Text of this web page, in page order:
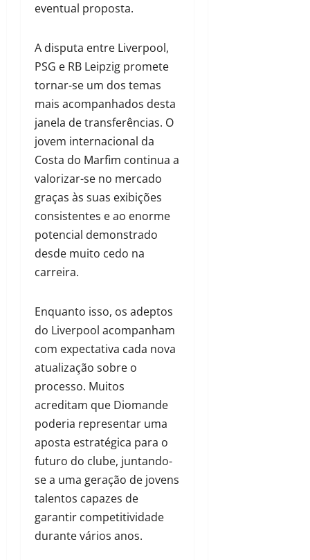
eventual proposta.
A disputa entre Liverpool,
PSG e RB Leipzig promete
tornar-se um dos temas
mais acompanhados desta
janela de transferências. O
jovem internacional da
Costa do Marfim continua a
valorizar-se no mercado
graças às suas exibições
consistentes e ao enorme
potencial demonstrado
desde muito cedo na
carreira.
Enquanto isso, os adeptos
do Liverpool acompanham
com expectativa cada nova
atualização sobre o
processo. Muitos
acreditam que Diomande
poderia representar uma
aposta estratégica para o
futuro do clube, juntando-
se a uma geração de jovens
talentos capazes de
garantir competitividade
durante vários anos.